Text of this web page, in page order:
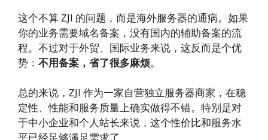
这个不算 ZJI 的问题，而是海外服务器的通病。如果
你的业务需要域名备案，没有国内的辅助备案的流
程。不过对于外贸、国际业务来说，这反而是个优
势： 不用备案，省了很多麻烦。
总的来说，ZJI 作为一家自营独立服务器商家，在稳
定性、性能和服务质量上确实做得不错。特别是对
于中小企业和个人站长来说，这个性价比和服务水